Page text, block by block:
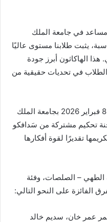
مساعد في جامعة الملك
يثبت طلابنا مستوى عاليًا
هذا الهاكاثون أبرز جودة
في تحديات حقيقية من
وأقيمت العروض الختامية للفرق في 8 فبراير 2026 بجامعة الملك
تحكيم مشتركة من سَدافكو
تقديرًا لقوة أفكارها
الطهي – الصلصات، وفئة
الفائزة على النحو التالي:
عمر خان، سديم خالد